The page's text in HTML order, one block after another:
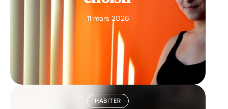
11 mars 2026
HABITER